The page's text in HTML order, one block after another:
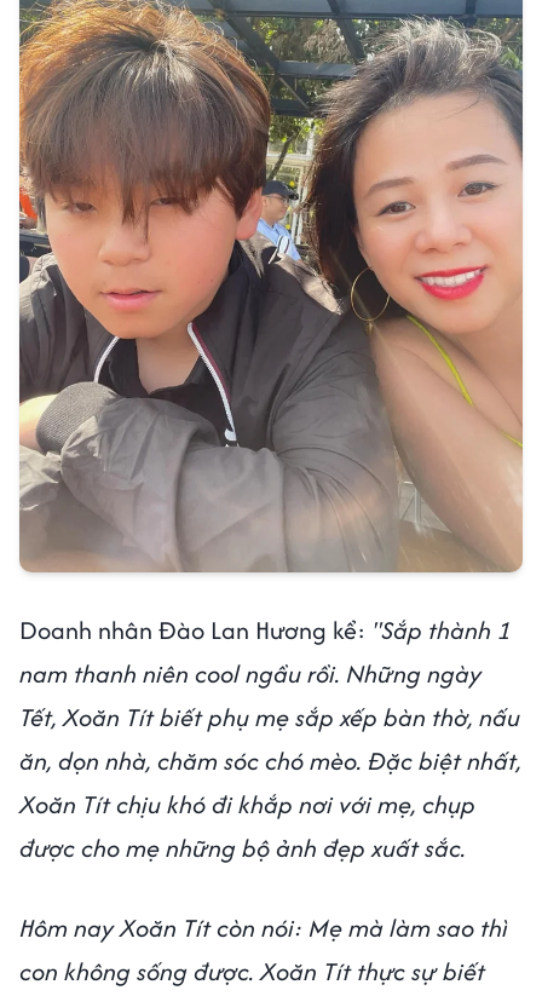
Doanh nhân Đào Lan Hương kể: "Sắp thành 1
nam thanh niên cool ngầu rồi. Những ngày
Tết, Xoăn Tít biết phụ mẹ sắp xếp bàn thờ, nấu
ăn, dọn nhà, chăm sóc chó mèo. Đặc biệt nhất,
Xoăn Tít chịu khó đi khắp nơi với mẹ, chụp
được cho mẹ những bộ ảnh đẹp xuất sắc.
Hôm nay Xoăn Tít còn nói: Mẹ mà làm sao thì
con không sống được. Xoăn Tít thực sự biết